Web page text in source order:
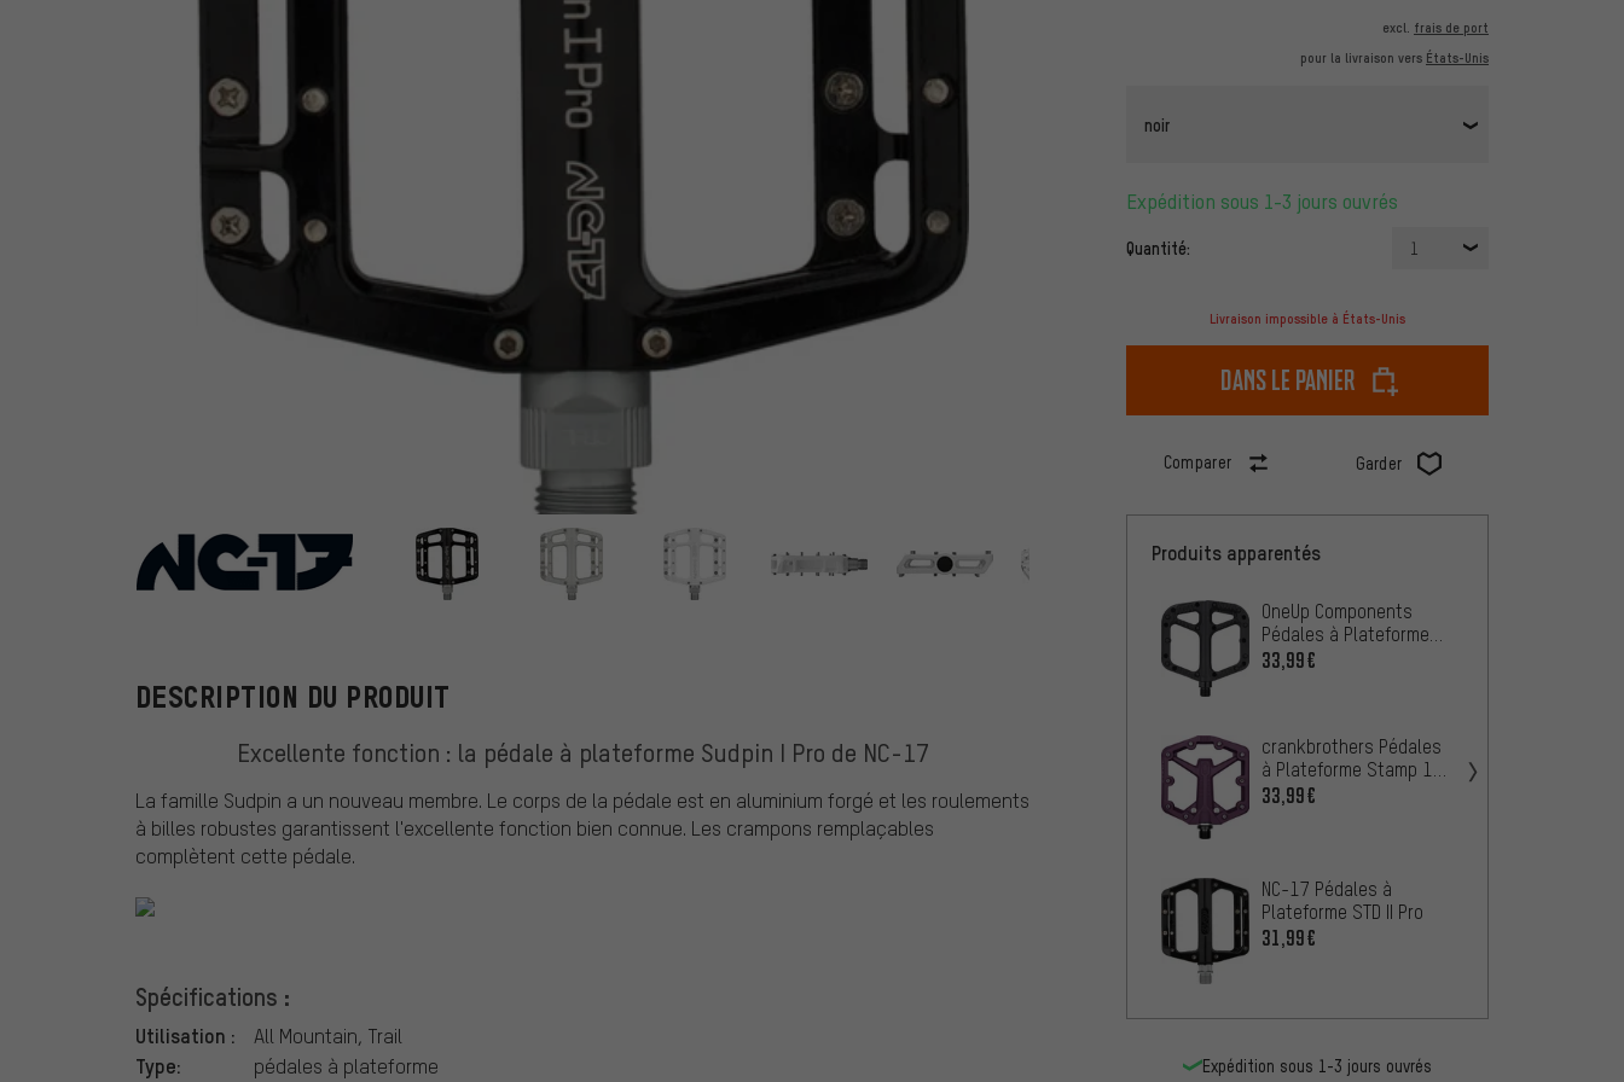
excl. frais de port
pour la livraison vers États-Unis
noir
Expédition sous 1-3 jours ouvrés
Quantité: 1
Livraison impossible à États-Unis
dans le panier
Comparer Garder
NC-17
DESCRIPTION DU PRODUIT
Excellente fonction : la pédale à plateforme Sudpin I Pro de NC-17
La famille Sudpin a un nouveau membre. Le corps de la pédale est en aluminium forgé et les roulements
à billes robustes garantissent l'excellente fonction bien connue. Les crampons remplaçables
complètent cette pédale.
Spécifications :
Utilisation : All Mountain, Trail
Type: pédales à plateforme
Produits apparentés
OneUp Components
Pédales à Plateforme
Comp
33,99€
crankbrothers Pédales
à Plateforme Stamp 1
Gen 2
33,99€
NC-17 Pédales à
Plateforme STD II Pro
31,99€
Expédition sous 1-3 jours ouvrés